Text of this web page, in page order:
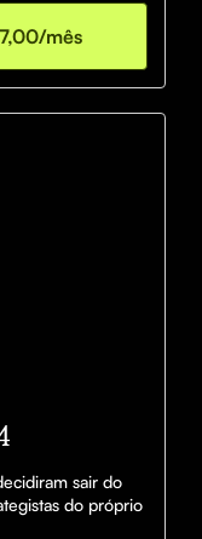
mês
sair do
do próprio